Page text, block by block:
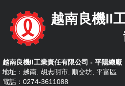
越南良機II
越南良機II工業責任有限公司 - 平陽總廠
地址：越南, 胡志明市, 順交坊, 平富區
電話：0274-3611088